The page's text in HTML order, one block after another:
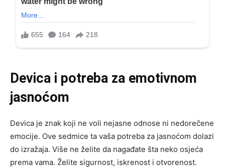
Devica i potreba za emotivnom
jasnoćom
Devica je znak koji ne voli nejasne odnose ni nedorečene
emocije. Ove sedmice ta vaša potreba za jasnoćom dolazi
do izražaja. Više ne želite da nagađate šta neko osjeća
prema vama. Želite sigurnost, iskrenost i otvorenost.